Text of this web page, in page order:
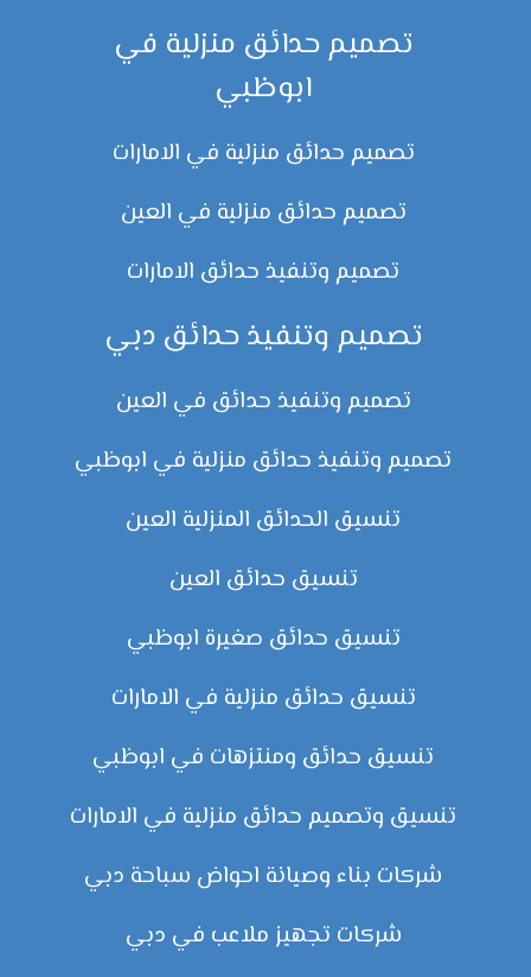
تصميم حدائق منزلية في
ابوظبي
تصميم حدائق منزلية في الامارات
تصميم حدائق منزلية في العين
تصميم وتنفيذ حدائق الامارات
تصميم وتنفيذ حدائق دبي
تصميم وتنفيذ حدائق في العين
تصميم وتنفيذ حدائق منزلية في ابوظبي
تنسيق الحدائق المنزلية العين
تنسيق حدائق العين
تنسيق حدائق صغيرة ابوظبي
تنسيق حدائق منزلية في الامارات
تنسيق حدائق ومنتزهات في ابوظبي
تنسيق وتصميم حدائق منزلية في الامارات
شركات بناء وصيانة احواض سباحة دبي
شركات تجهيز ملاعب في دبي